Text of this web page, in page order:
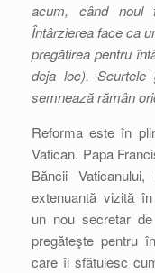
acum, când noul
Întârzierea face ca
pregătirea pentru
deja loc). Scurtele
semnează rămân
Reforma este în
Vatican. Papa
Băncii
extenuantă vizită
un nou secretar
pregăteşte pentru
care îl sfătuiesc